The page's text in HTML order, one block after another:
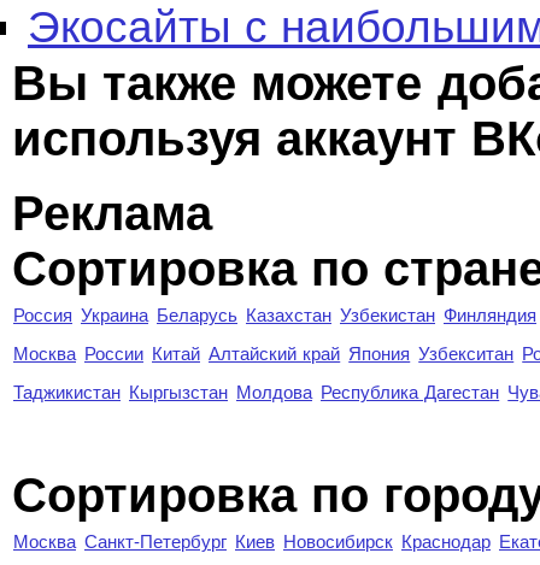
Экосайты с
Вы также можете
используя аккаунт
Реклама
Сортировка по
Россия Украина Беларусь Казахстан Узбекистан Финляндия
Москва России Китай Алтайский край Япония Узбекситан
Таджикистан Кыргызстан Молдова Республика Дагестан
Cортировка по
Москва Санкт-Петербург Киев Новосибирск Краснодар